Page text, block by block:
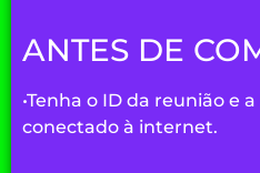
ANTES DE
•Tenha o ID da reunião e a
conectado à internet.